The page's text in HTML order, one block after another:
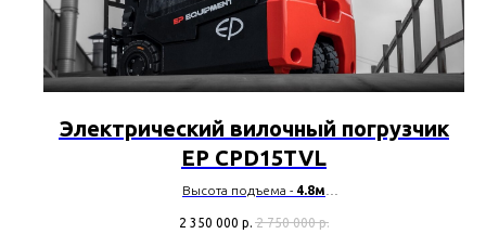
Электрический вилочный погрузчик
EP CPD15TVL
Высота подъема - 4.8м
Мачта -дуплекс
2 350 000 р. 2 750 000 р.